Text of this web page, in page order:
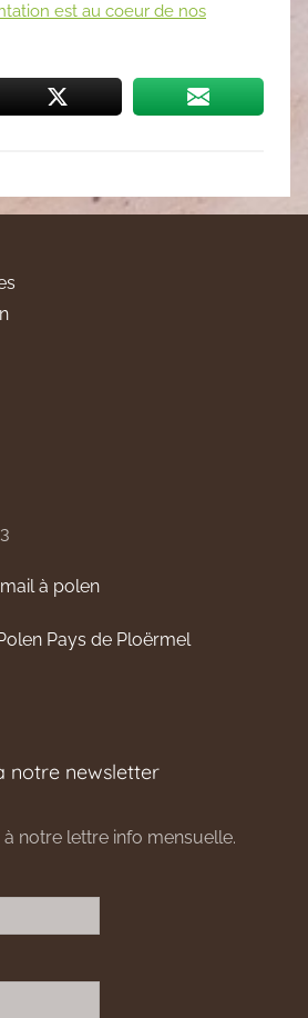
est au coeur de nos
à polen
Pays de Ploërmel
notre newsletter
notre lettre info mensuelle.